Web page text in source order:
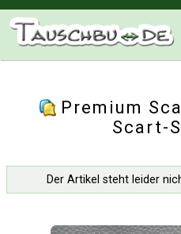
Premium
Scart-
Der Artikel steht leider